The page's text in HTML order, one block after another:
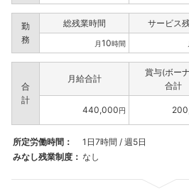
勤
務
総残業時間 サービス
月10時間
合
計
月給合計
賞与(ボー
合計
440,000円
所定労働時間：
1日7時間 / 週5日
みなし残業制度： なし